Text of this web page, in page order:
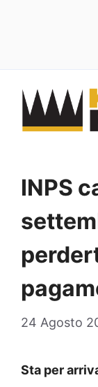
contenuto
INPS
24 Agosto
Sta per